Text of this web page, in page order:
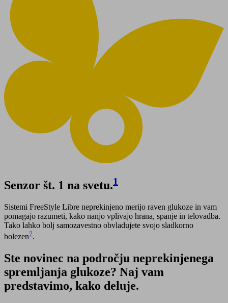
Senzor št. 1 na svetu.1
Sistemi FreeStyle Libre neprekinjeno merijo raven glukoze in vam
pomagajo razumeti, kako nanjo vplivajo hrana, spanje in telovadba.
Tako lahko bolj samozavestno obvladujete svojo sladkorno
bolezen7.
Ste novinec na področju neprekinjenega
spremljanja glukoze? Naj vam
predstavimo, kako deluje.